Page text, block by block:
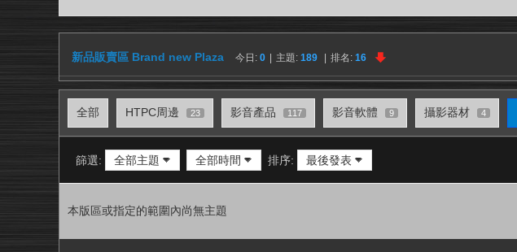
務
新品販賣區 Brand new Plaza 今日: 0 主題: 189 排名: 16
全部 HTPC周邊 23 影音產品 117 影音軟體 9 攝影器材 4
篩選: 全部主題 全部時間 排序: 最後發表
本版區或指定的範圍內尚無主題